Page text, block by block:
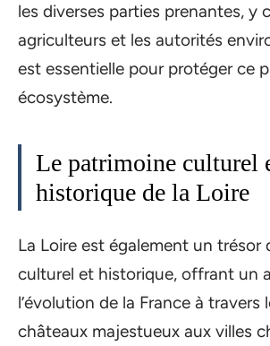
les diverses parties prenantes, y
agriculteurs et les autorités
est essentielle pour protéger ce
écosystème.
Le patrimoine culturel
historique de la Loire
La Loire est également un trésor
culturel et historique, offrant un
l’évolution de la France à travers
châteaux majestueux aux villes